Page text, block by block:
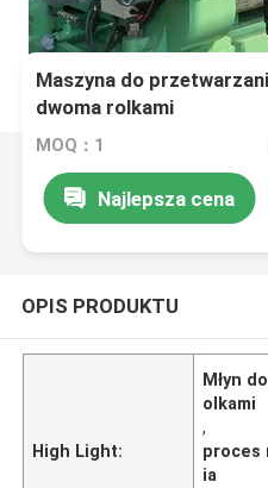
Maszyna do
dwoma rolkami
MOQ：1
Najlepsza cena
OPIS PRODUKTU
High Light:
Młyn
olkami
,
proces
ia